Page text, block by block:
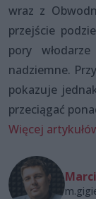
wraz z
przejście
pory
nadziemne.
pokazuje
przeciągać
Więcej